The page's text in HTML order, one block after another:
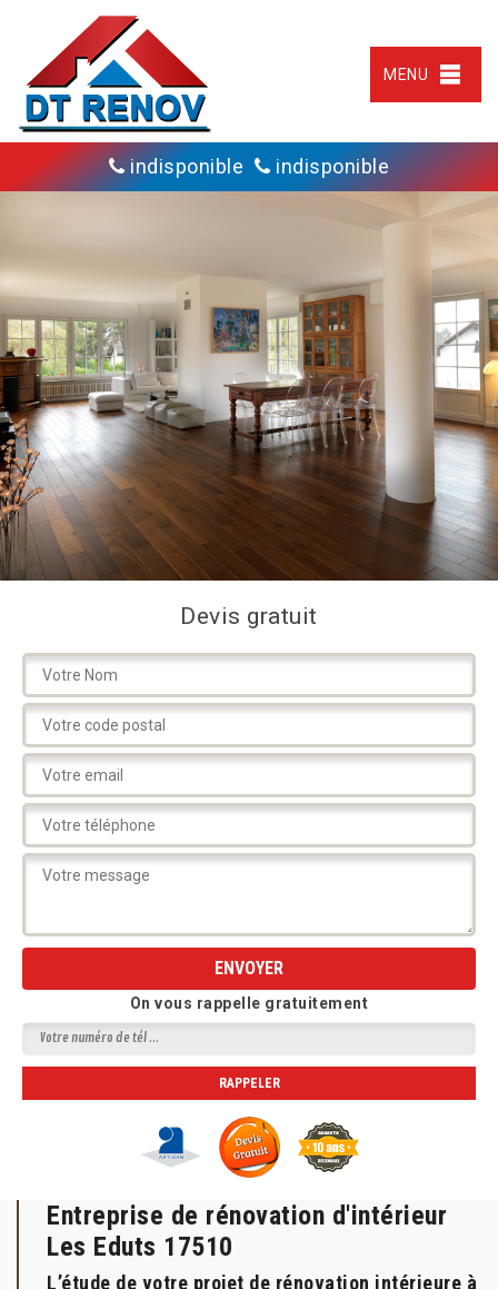
MENU
indisponible indisponible
Devis gratuit
On vous rappelle gratuitement
Entreprise de rénovation d'intérieur
Les Eduts 17510
L’étude de votre projet de rénovation intérieure à